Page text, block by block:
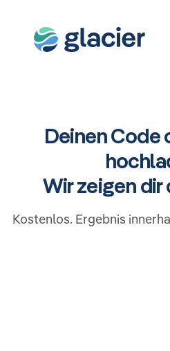
Deinen Code
Wir zeigen dir
Kostenlos. Ergebnis